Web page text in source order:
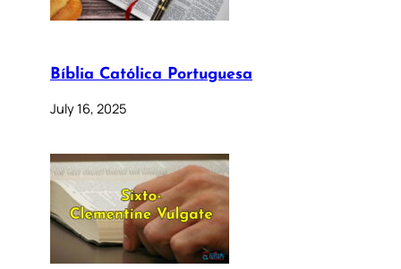
Bíblia Católica Portuguesa
July 16, 2025